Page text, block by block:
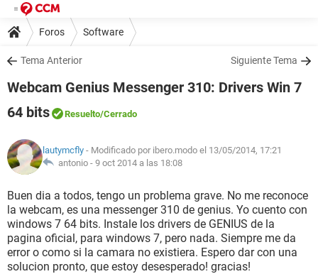
Foros Software
Tema Anterior Siguiente Tema
Webcam Genius Messenger 310: Drivers Win 7
64 bits
Resuelto/Cerrado
lautymcfly - Modificado por ibero.modo el 13/05/2014, 17:21
antonio - 9 oct 2014 a las 18:08
Buen dia a todos, tengo un problema grave. No me reconoce
la webcam, es una messenger 310 de genius. Yo cuento con
windows 7 64 bits. Instale los drivers de GENIUS de la
pagina oficial, para windows 7, pero nada. Siempre me da
error o como si la camara no existiera. Espero dar con una
solucion pronto, que estoy desesperado! gracias!